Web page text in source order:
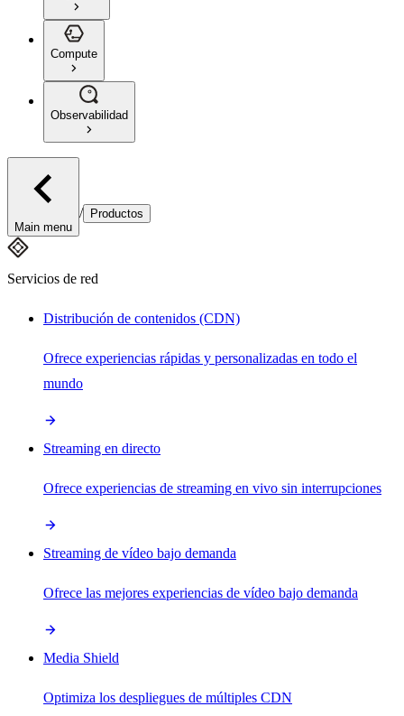
Compute
Observabilidad
Main menu
/ Productos
Servicios de red
Distribución de contenidos (CDN)
Ofrece experiencias rápidas y personalizadas en todo el
mundo
Streaming en directo
Ofrece experiencias de streaming en vivo sin interrupciones
Streaming de vídeo bajo demanda
Ofrece las mejores experiencias de vídeo bajo demanda
Media Shield
Optimiza los despliegues de múltiples CDN